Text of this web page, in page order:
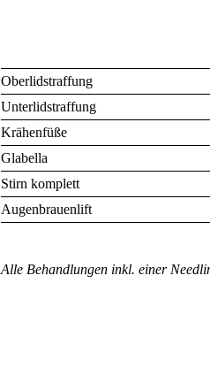
Oberlidstraffung
Unterlidstraffung
Krähenfüße
Glabella
Stirn komplett
Augenbrauenlift
Alle Behandlungen inkl. einer